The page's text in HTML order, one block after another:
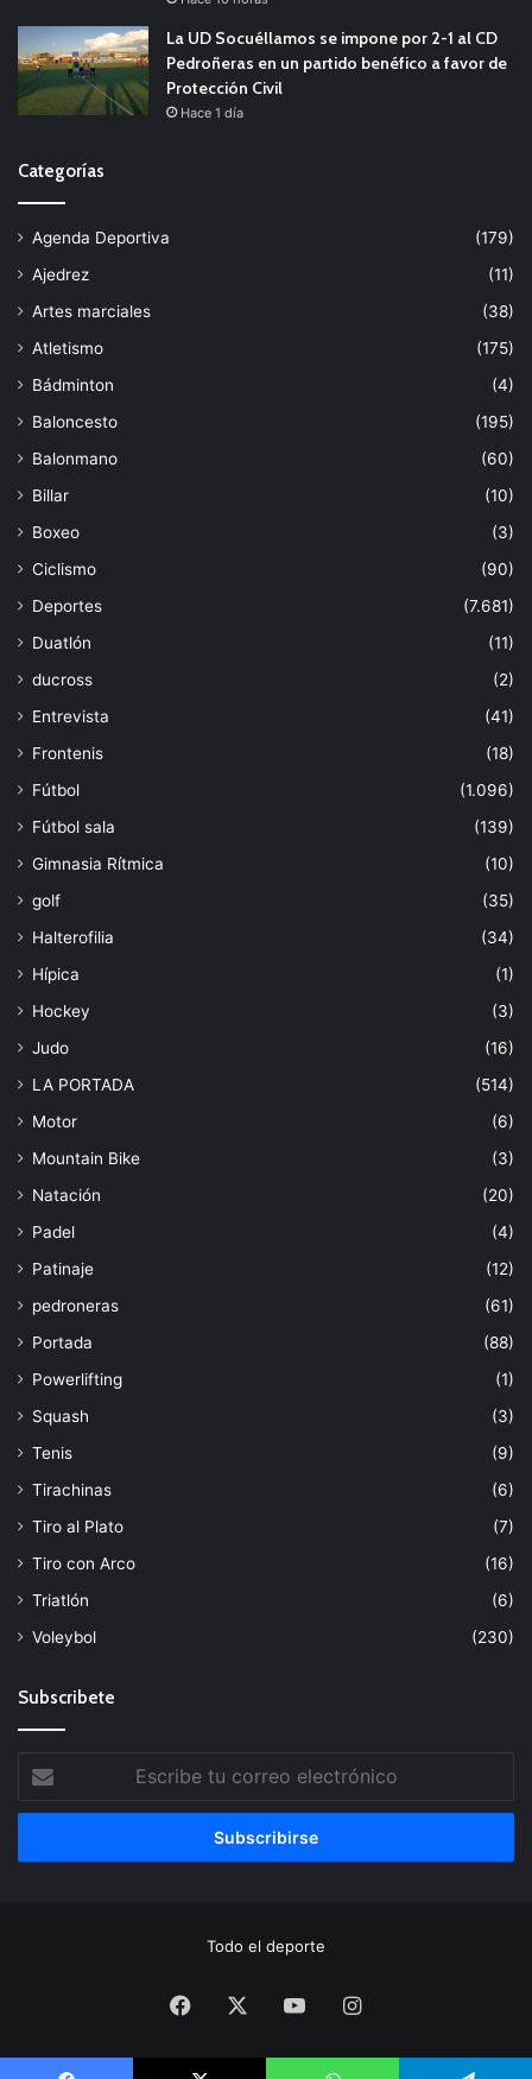
La UD Socuéllamos se impone por 2-1 al CD
Pedroñeras en un partido benéfico a favor de
Protección Civil
Hace 1 día
Categorías
Agenda Deportiva
(179)
Ajedrez
(11)
Artes marciales
(38)
Atletismo
(175)
Bádminton
(4)
Baloncesto
(195)
Balonmano
(60)
Billar
(10)
Boxeo
(3)
Ciclismo
(90)
Deportes
(7.681)
Duatlón
(11)
ducross
(2)
Entrevista
(41)
Frontenis
(18)
Fútbol
(1.096)
Fútbol sala
(139)
Gimnasia Rítmica
(10)
golf
(35)
Halterofilia
(34)
Hípica
(1)
Hockey
(3)
Judo
(16)
LA PORTADA
(514)
Motor
(6)
Mountain Bike
(3)
Natación
(20)
Padel
(4)
Patinaje
(12)
pedroneras
(61)
Portada
(88)
Powerlifting
(1)
Squash
(3)
Tenis
(9)
Tirachinas
(6)
Tiro al Plato
(7)
Tiro con Arco
(16)
Triatlón
(6)
Voleybol
(230)
Subscribete
tu
correo
Todo el deporte
Facebook YouTubeInstagram